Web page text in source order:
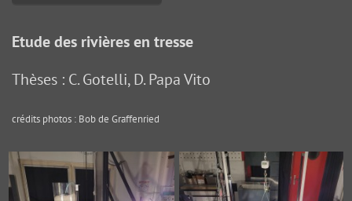
Etude des rivières en tresse
Thèses : C. Gotelli, D. Papa Vito
crédits photos : Bob de Graffenried